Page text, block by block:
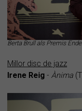
Berta Brull als Premis
Millor disc de jazz
Irene Reig - Ànima